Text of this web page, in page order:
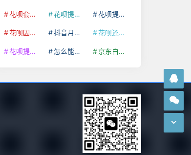
花呗套取现金最佳方法 花呗提额技巧 花呗提现怎么操作
花呗因为套现被限额了这种情况要多久才会好 抖音月付套现秒回100起 花呗还款技巧
花呗提现到银行卡 怎么能把京东白条额度钱套出来 京东白条套出来手续费多少